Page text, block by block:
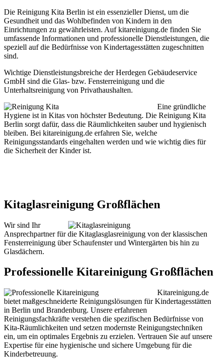
Die Reinigung Kita Berlin ist ein essenzieller Dienst, um die
Gesundheit und das Wohlbefinden von Kindern in den
Einrichtungen zu gewährleisten. Auf kitareinigung.de finden Sie
umfassende Informationen und professionelle Dienstleistungen, die
speziell auf die Bedürfnisse von Kindertagesstätten zugeschnitten
sind.
Wichtige Dienstleistungsbreiche der Herdegen Gebäudeservice
GmbH sind die Glas- bzw. Fensterreinigung und die
Unterhaltsreinigung von Privathaushalten.
Eine gründliche
Hygiene ist in Kitas von höchster Bedeutung. Die Reinigung Kita
Berlin sorgt dafür, dass die Räumlichkeiten sauber und hygienisch
bleiben. Bei kitareinigung.de erfahren Sie, welche
Reinigungsstandards eingehalten werden und wie wichtig dies für
die Sicherheit der Kinder ist.
Kitaglasreinigung Großflächen
Wir sind Ihr
Ansprechpartner für die Kitaglasglasreinigung von der klassischen
Fensterreinigung über Schaufenster und Wintergärten bis hin zu
Glasdächern.
Professionelle Kitareinigung Großflächen
Kitareinigung.de
bietet maßgeschneiderte Reinigungslösungen für Kindertagesstätten
in Berlin und Brandenburg. Unsere erfahrenen
Reinigungsfachkräfte verstehen die spezifischen Bedürfnisse von
Kita-Räumlichkeiten und setzen modernste Reinigungstechniken
ein, um ein optimales Ergebnis zu erzielen. Vertrauen Sie auf unsere
Expertise für eine hygienische und sichere Umgebung für die
Kinderbetreuung.